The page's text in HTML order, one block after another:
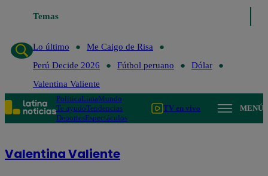
Temas
Lo último
Me Caigo de Risa
Perú Decide 2026
Fútbol peruano
Dólar
Valentina Valiente
PolíticaLimaMundo
Te ayudoTendencias
DeportesEspectáculos
TV en vivo MENÚ
Valentina Valiente